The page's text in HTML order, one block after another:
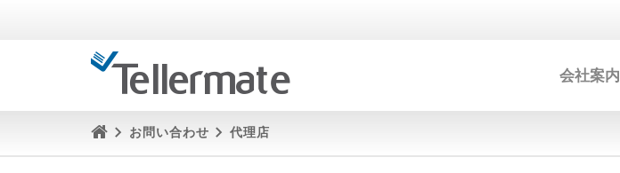
会社案内
お問い合わせ 代理店